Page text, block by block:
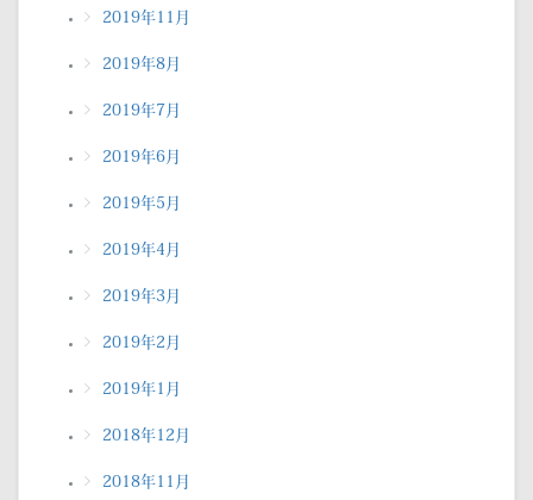
2019年11月
2019年8月
2019年7月
2019年6月
2019年5月
2019年4月
2019年3月
2019年2月
2019年1月
2018年12月
2018年11月